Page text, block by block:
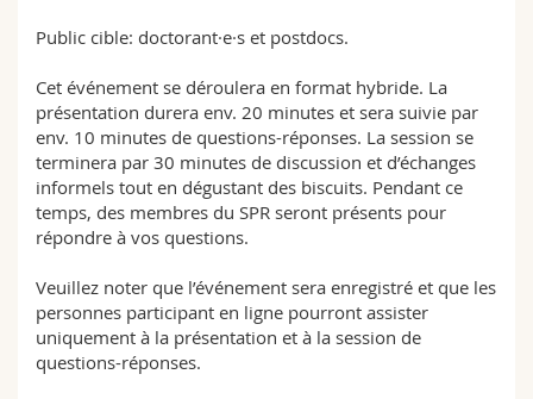
Public cible: doctorant·e·s et postdocs.
Cet événement se déroulera en format hybride. La
présentation durera env. 20 minutes et sera suivie par
env. 10 minutes de questions-réponses. La session se
terminera par 30 minutes de discussion et d’échanges
informels tout en dégustant des biscuits. Pendant ce
temps, des membres du SPR seront présents pour
répondre à vos questions.
Veuillez noter que l’événement sera enregistré et que les
personnes participant en ligne pourront assister
uniquement à la présentation et à la session de
questions-réponses.